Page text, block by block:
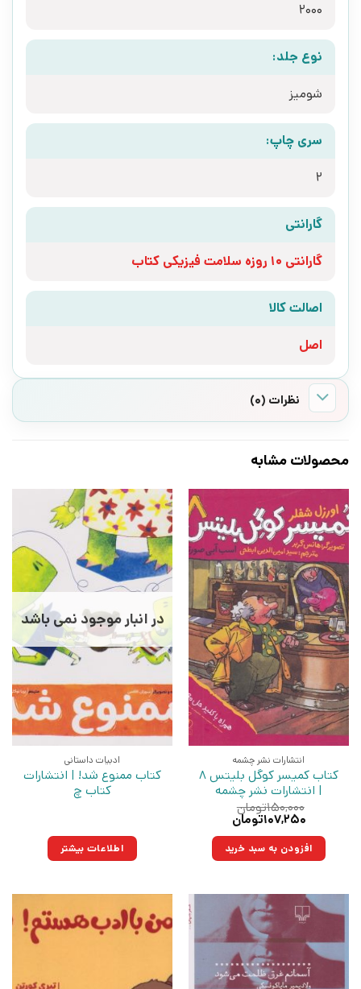
2000
نوع جلد:
شومیز
سری چاپ:
2
گارانتی
گارانتی 10 روزه سلامت فیزیکی کتاب
اصالت کالا
اصل
نظرات (0)
محصولات مشابه
انتشارات نشر چشمه
کتاب کمیسر کوگل بلیتس 8
| انتشارات نشر چشمه
۱۵۰,۰۰۰تومان
قیمت
۱۵۰,۰۰۰تومان
بود.
۱۰۷,۲۵۰تومان
۱۰۷,۲۵۰تومان.افزودن به سبد خرید
در انبار موجود نمی باشد
ادبیات داستانی
کتاب ممنوع شد! | انتشارات
کتاب چ
اطلاعات بیشتر